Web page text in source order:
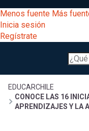
al
contenido
principal
Menú
Menos fuente Más
Inicia sesión
Regístrate
Buscar
Menú
Desarrollo
Expand
Gestión
curricular
EDUCARCHILE
CONOCE LAS 16
APRENDIZAJES Y LA